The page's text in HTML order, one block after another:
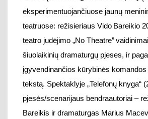
Bareikis ir dramaturgas
Marius
spektaklyje
„No Awards“(2013
aktoriai sako savo sukurtą tekstą. „
kurį 2012 m.
įkūrė jaunos režisierės
Eglė Kazickaitė
, spektakliai taip pat
kūryba
, p ristatant spektaklį n
autorės ir atlikėjos“, tačiau dau
programose
dramaturgo p
ozicija